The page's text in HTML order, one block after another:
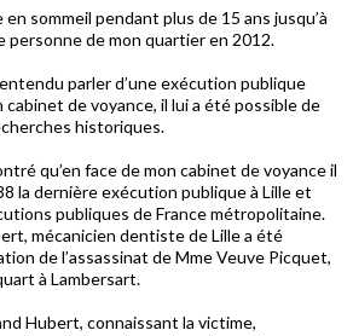
sommeil pendant plus de 15 ans jusqu’à
personne de mon quartier en 2012.
parler d’une exécution publique
de voyance, il lui a été possible de
historiques.
qu’en face de mon cabinet de voyance il
la dernière exécution publique à Lille et
publiques de France métropolitaine.
mécanicien dentiste de Lille a été
de l’assassinat de Mme Veuve Picquet,
à Lambersart.
Hubert, connaissant la victime,